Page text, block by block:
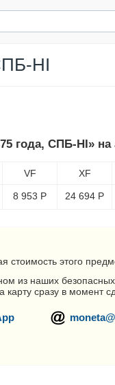
НІ
года, СПБ-НІ» на
VF
8 953 Р
XF
24 694 Р
стоимость этого
из наших
сразу в момент